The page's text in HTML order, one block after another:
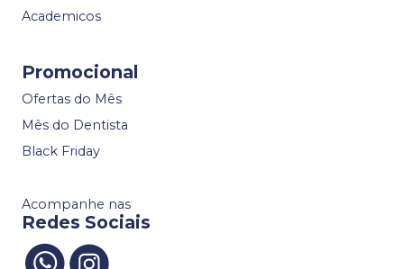
Academicos
Promocional
Ofertas do Mês
Mês do Dentista
Black Friday
Acompanhe nas
Redes Sociais